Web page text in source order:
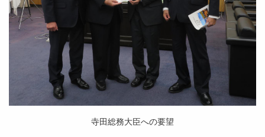
寺田総務大臣への要望